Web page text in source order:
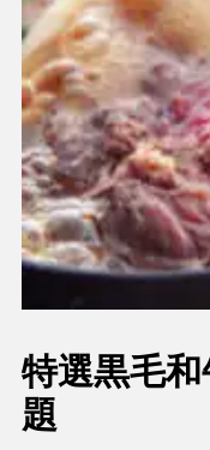
特選黒毛
題